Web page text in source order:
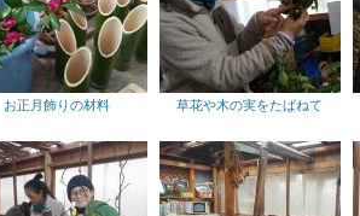
お正月飾りの材料 草花や木の実をたばねて